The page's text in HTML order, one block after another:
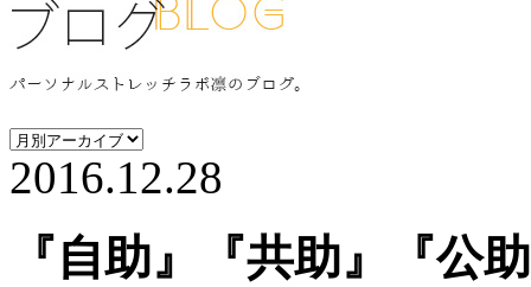
2016.12.28
『自助』『共助』『公